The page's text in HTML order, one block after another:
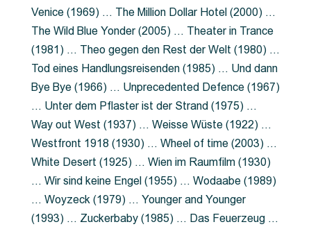
Venice (1969) … The Million Dollar Hotel (2000) …
The Wild Blue Yonder (2005) … Theater in Trance
(1981) … Theo gegen den Rest der Welt (1980) …
Tod eines Handlungsreisenden (1985) … Und dann
Bye Bye (1966) … Unprecedented Defence (1967)
… Unter dem Pflaster ist der Strand (1975) …
Way out West (1937) … Weisse Wüste (1922) …
Westfront 1918 (1930) … Wheel of time (2003) …
White Desert (1925) … Wien im Raumfilm (1930)
… Wir sind keine Engel (1955) … Wodaabe (1989)
… Woyzeck (1979) … Younger and Younger
(1993) … Zuckerbaby (1985) … Das Feuerzeug …